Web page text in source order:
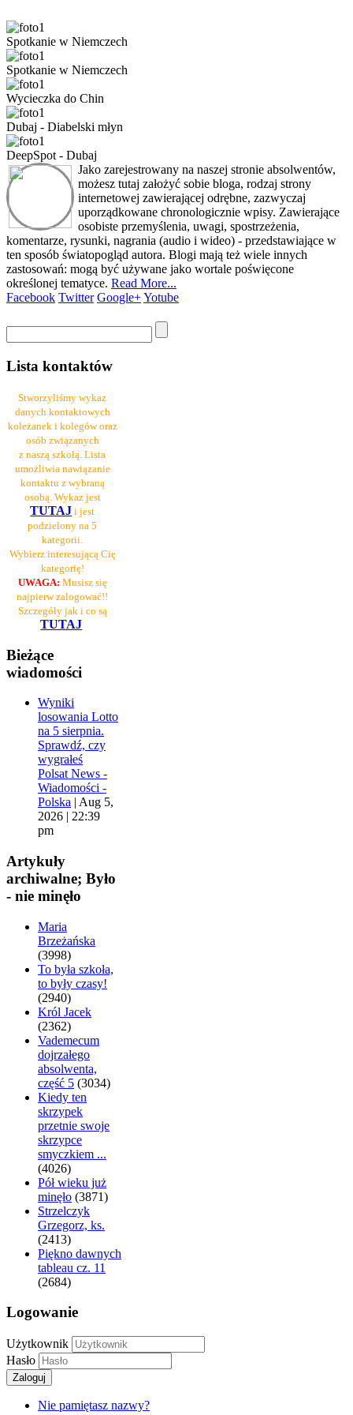
Spotkanie w Niemczech
Spotkanie w Niemczech
Wycieczka do Chin
Dubaj - Diabelski młyn
DeepSpot - Dubaj
Jako zarejestrowany na naszej stronie absolwentów,
możesz tutaj założyć sobie bloga, rodzaj strony
internetowej zawierającej odrębne, zazwyczaj
uporządkowane chronologicznie wpisy. Zawierające
osobiste przemyślenia, uwagi, spostrzeżenia,
komentarze, rysunki, nagrania (audio i wideo) - przedstawiające w
ten sposób światopogląd autora. Blogi mają też wiele innych
zastosowań: mogą być używane jako wortale poświęcone
określonej tematyce. Read More...
Facebook Twitter Google+Yotube
Lista kontaktów
Stworzyliśmy wykaz
danych kontaktowych
koleżanek i kolegów oraz
osób związanych
z naszą szkołą. Lista
umożliwia nawiązanie
kontaktu z wybraną
osobą. Wykaz jest
TUTAJ i jest
podzielony na 5
kategorii.
Wybierz interesującą Cię
kategorię!
UWAGA: Musisz się
najpierw zalogować!!
Szczegóły jak i co są
TUTAJ
Bieżące
wiadomości
Wyniki
losowania Lotto
na 5 sierpnia.
Sprawdź, czy
wygrałeś
Polsat News -
Wiadomości -
Polska | Aug 5,
2026 | 22:39
pm
Artykuły
archiwalne; Było
- nie minęło
Maria
Brzeżańska
(3998)
To była szkoła,
to były czasy!
(2940)
Król Jacek
(2362)
Vademecum
dojrzałego
absolwenta,
część 5 (3034)
Kiedy ten
skrzypek
przetnie swoje
skrzypce
smyczkiem ...
(4026)
Pół wieku już
minęło (3871)
Strzelczyk
Grzegorz, ks.
(2413)
Piękno dawnych
tableau cz. 11
(2684)
Logowanie
Użytkownik
Hasło
Zaloguj
Nie pamiętasz nazwy?